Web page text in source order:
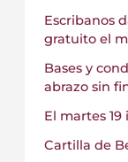
Escribanos
gratuito el
Bases y
abrazo sin
El martes
Cartilla de